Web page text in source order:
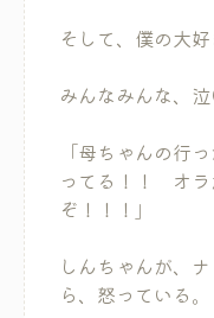
そして、僕の大
みんなみんな、泣
「母ちゃんの行
ってる！！ オラ
ぞ！！！」
しんちゃんが、
ら、怒っている。